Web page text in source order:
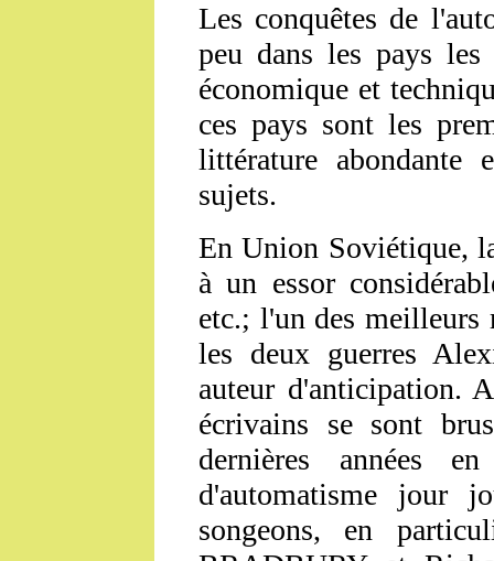
Les conquêtes de
peu dans les pays
économique et
ces pays sont les
littérature
sujets.
En Union Soviétique,
à un essor
etc.; l'un des meilleurs
les deux guerres
auteur d'anticipation.
écrivains se sont
dernières années
d'automatisme jour
songeons, en